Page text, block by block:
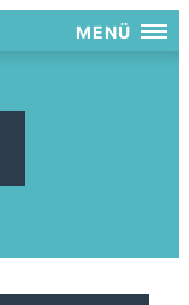
MENÜ